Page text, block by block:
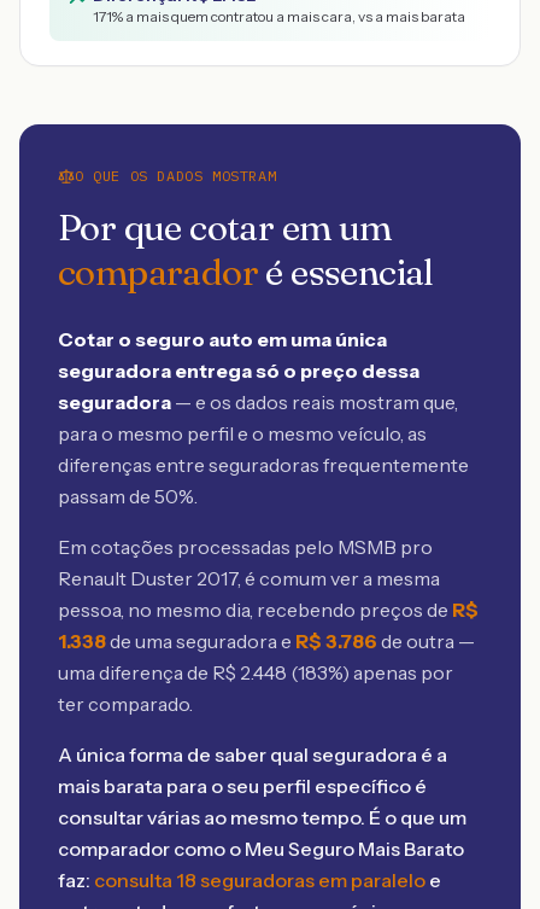
171% a mais quem contratou a mais cara, vs a mais barata
O QUE OS DADOS MOSTRAM
Por que cotar em um
comparadoré essencial
Cotar o seguro auto em uma única
seguradora entrega só o preço dessa
seguradora — e os dados reais mostram que,
para o mesmo perfil e o mesmo veículo, as
diferenças entre seguradoras frequentemente
passam de 50%.
Em cotações processadas pelo MSMB pro
Renault Duster 2017, é comum ver a mesma
pessoa, no mesmo dia, recebendo preços de R$
1.338de uma seguradora e R$ 3.786 de outra —
uma diferença de R$ 2.448 (183%) apenas por
ter comparado.
A única forma de saber qual seguradora é a
mais barata para o seu perfil específico é
consultar várias ao mesmo tempo. É o que um
comparador como o Meu Seguro Mais Barato
faz: consulta 18 seguradoras em paralelo e